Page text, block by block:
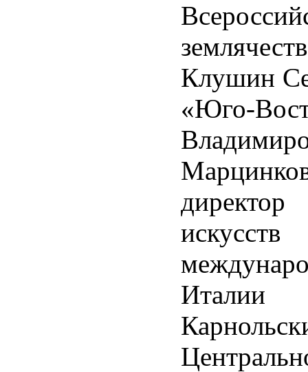
Клушин
«Юго-
Италии